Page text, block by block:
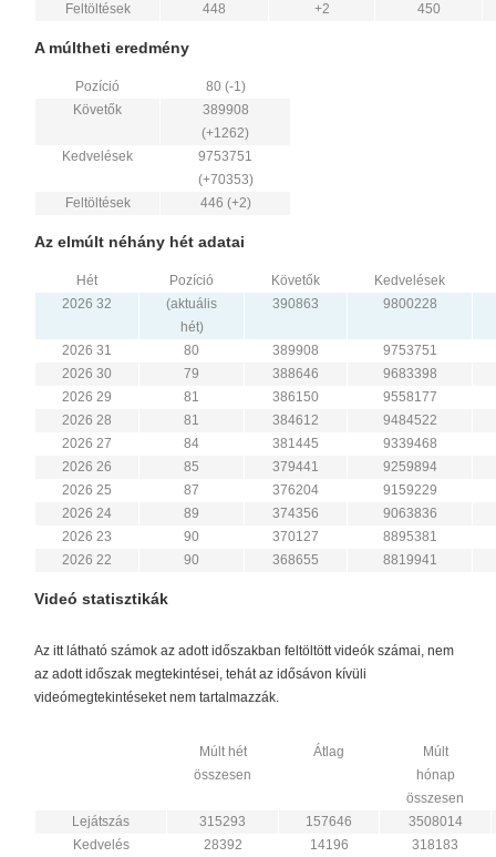
Feltöltések
448 +2 450
A múltheti eredmény
Pozíció
80 (-1)
Követők
389908
(+1262)
Kedvelések
9753751
(+70353)
Feltöltések
446 (+2)
Az elmúlt néhány hét adatai
Hét Pozíció Követők
Kedvelések
2026 32
(aktuális
hét)
390863 9800228
2026 31 80 389908
9753751
2026 30
79 388646
9683398
2026 29
81 386150
9558177
2026 28
81 384612
9484522
2026 27
84 381445
9339468
2026 26
85 379441
9259894
2026 25
87 376204
9159229
2026 24
89 374356
9063836
2026 23
90 370127
8895381
2026 22
90 368655 8819941
Videó statisztikák
Az itt látható számok az adott időszakban feltöltött videók számai, nem
az adott időszak megtekintései, tehát az idősávon kívüli
videómegtekintéseket nem tartalmazzák.
Múlt hét
összesen
Átlag
Múlt
hónap
összesen
Lejátszás
315293 157646
3508014
Kedvelés
28392 14196
318183